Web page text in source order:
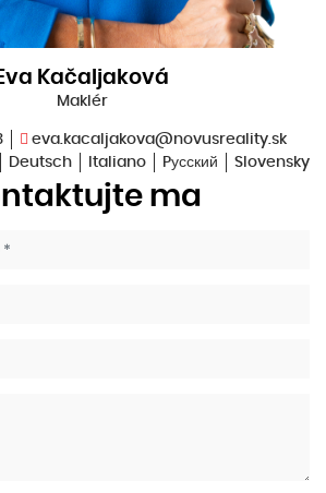
Kačaljaková
Maklér
eva.kacaljakova@novusreality.sk
Deutsch Italiano Pусский Slovensky
ma